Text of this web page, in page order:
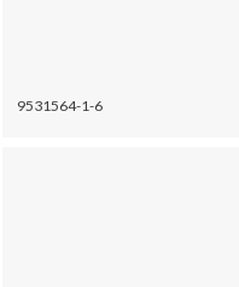
9531564-1-6